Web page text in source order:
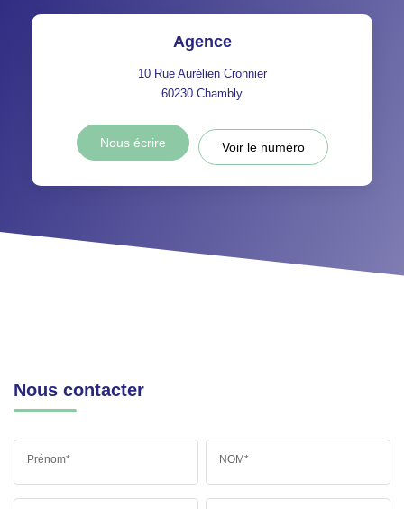
Agence
10 Rue Aurélien Cronnier
60230 Chambly
Nous écrire Voir le numéro
Nous contacter
Prénom* NOM*